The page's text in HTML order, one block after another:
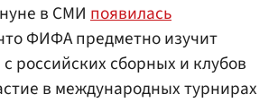
в СМИ появилась
ФИФА предметно изучит
российских сборных и клубов
в международных турнирах